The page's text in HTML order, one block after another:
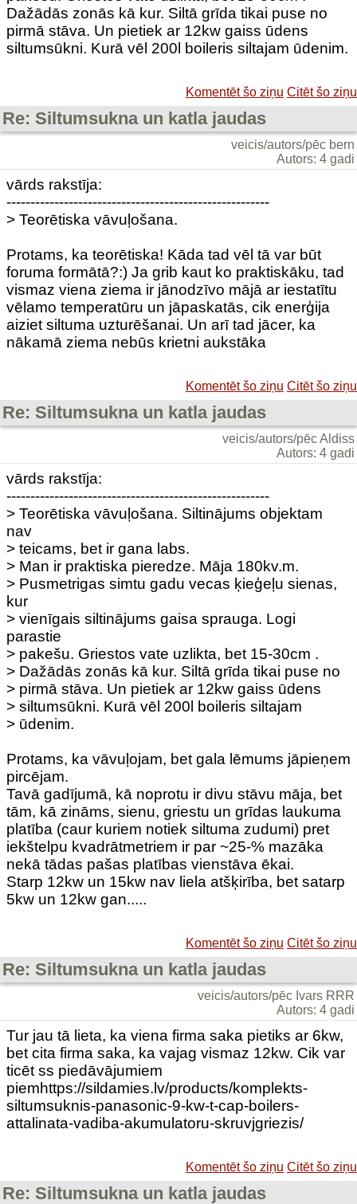
Dažādās zonās kā kur. Siltā grīda tikai puse no
pirmā stāva. Un pietiek ar 12kw gaiss ūdens
siltumsūkni. Kurā vēl 200l boileris siltajam ūdenim.
Komentēt šo ziņu Citēt šo ziņu
Re: Siltumsukna un katla jaudas
veicis/autors/pēc bern
Autors: 4 gadi
vārds rakstīja:
-------------------------------------------------------
> Teorētiska vāvuļošana.
Protams, ka teorētiska! Kāda tad vēl tā var būt
foruma formātā?:) Ja grib kaut ko praktiskāku, tad
vismaz viena ziema ir jānodzīvo mājā ar iestatītu
vēlamo temperatūru un jāpaskatās, cik enerģija
aiziet siltuma uzturēšanai. Un arī tad jācer, ka
nākamā ziema nebūs krietni aukstāka
Komentēt šo ziņu Citēt šo ziņu
Re: Siltumsukna un katla jaudas
veicis/autors/pēc Aldiss
Autors: 4 gadi
vārds rakstīja:
-------------------------------------------------------
> Teorētiska vāvuļošana. Siltinājums objektam
nav
> teicams, bet ir gana labs.
> Man ir praktiska pieredze. Māja 180kv.m.
> Pusmetrigas simtu gadu vecas ķieģeļu sienas,
kur
> vienīgais siltinājums gaisa sprauga. Logi
parastie
> pakešu. Griestos vate uzlikta, bet 15-30cm .
> Dažādās zonās kā kur. Siltā grīda tikai puse no
> pirmā stāva. Un pietiek ar 12kw gaiss ūdens
> siltumsūkni. Kurā vēl 200l boileris siltajam
> ūdenim.
Protams, ka vāvuļojam, bet gala lēmums jāpieņem
pircējam.
Tavā gadījumā, kā noprotu ir divu stāvu māja, bet
tām, kā zināms, sienu, griestu un grīdas laukuma
platība (caur kuriem notiek siltuma zudumi) pret
iekštelpu kvadrātmetriem ir par ~25-% mazāka
nekā tādas pašas platības vienstāva ēkai.
Starp 12kw un 15kw nav liela atšķirība, bet satarp
5kw un 12kw gan.....
Komentēt šo ziņu Citēt šo ziņu
Re: Siltumsukna un katla jaudas
veicis/autors/pēc Ivars RRR
Autors: 4 gadi
Tur jau tā lieta, ka viena firma saka pietiks ar 6kw,
bet cita firma saka, ka vajag vismaz 12kw. Cik var
ticēt ss piedāvājumiem
piemhttps://sildamies.lv/products/komplekts-
siltumsuknis-panasonic-9-kw-t-cap-boilers-
attalinata-vadiba-akumulatoru-skruvjgriezis/
Komentēt šo ziņu Citēt šo ziņu
Re: Siltumsukna un katla jaudas